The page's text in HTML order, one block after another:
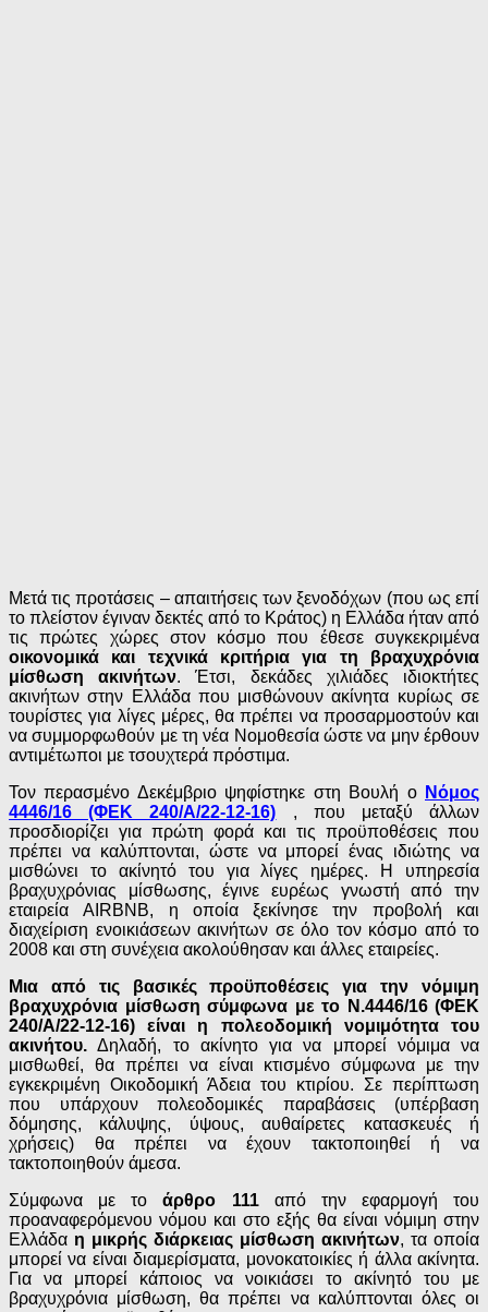
Μετά τις προτάσεις – απαιτήσεις των ξενοδόχων (που ως επί
τo πλείστoν έγιναν δεκτές από το Κράτος) η Ελλάδα ήταν από
τις πρώτες χώρες στον κόσμο που έθεσε συγκεκριμένα
οικονομικά και τεχνικά κριτήρια για τη βραχυχρόνια
μίσθωση ακινήτων. Έτσι, δεκάδες χιλιάδες ιδιοκτήτες
ακινήτων στην Ελλάδα που μισθώνουν ακίνητα κυρίως σε
τουρίστες για λίγες μέρες, θα πρέπει να προσαρμοστούν και
να συμμορφωθούν με τη νέα Νομοθεσία ώστε να μην έρθουν
αντιμέτωποι με τσουχτερά πρόστιμα.
Τον περασμένο Δεκέμβριο ψηφίστηκε στη Βουλή ο Νόμος
4446/16 (ΦΕΚ 240/Α/22-12-16)
, που μεταξύ άλλων
προσδιορίζει για πρώτη φορά και τις προϋποθέσεις που
πρέπει να καλύπτονται, ώστε να μπορεί ένας ιδιώτης να
μισθώνει το ακίνητό του για λίγες ημέρες. Η υπηρεσία
βραχυχρόνιας μίσθωσης, έγινε ευρέως γνωστή από την
εταιρεία AIRBNB, η οποία ξεκίνησε την προβολή και
διαχείριση ενοικιάσεων ακινήτων σε όλο τον κόσμο από το
2008 και στη συνέχεια ακολούθησαν και άλλες εταιρείες.
Μια από τις βασικές προϋποθέσεις για την νόμιμη
βραχυχρόνια μίσθωση σύμφωνα με το Ν.4446/16 (ΦΕΚ
240/Α/22-12-16) είναι η πολεοδομική νομιμότητα του
ακινήτου. Δηλαδή, το ακίνητο για να μπορεί νόμιμα να
μισθωθεί, θα πρέπει να είναι κτισμένο σύμφωνα με την
εγκεκριμένη Οικοδομική Άδεια του κτιρίου. Σε περίπτωση
που υπάρχουν πολεοδομικές παραβάσεις (υπέρβαση
δόμησης, κάλυψης, ύψους, αυθαίρετες κατασκευές ή
χρήσεις) θα πρέπει να έχουν τακτοποιηθεί ή να
τακτοποιηθούν άμεσα.
Σύμφωνα με τοάρθρο 111από την εφαρμογή του
προαναφερόμενου νόμου και στο εξής θα είναι νόμιμη στην
Ελλάδα η μικρής διάρκειας μίσθωση ακινήτων, τα οποία
μπορεί να είναι διαμερίσματα, μονοκατοικίες ή άλλα ακίνητα.
Για να μπορεί κάποιος να νοικιάσει το ακίνητό του με
βραχυχρόνια μίσθωση, θα πρέπει να καλύπτονται όλες οι